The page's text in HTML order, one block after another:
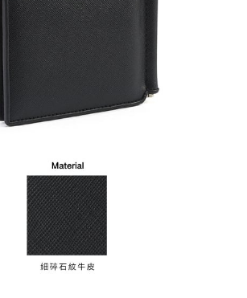
。
帳號或使用他人資訊註冊。若發現惡意使用之情形，
將有權停止該用戶之使用額度並採取法律行動。